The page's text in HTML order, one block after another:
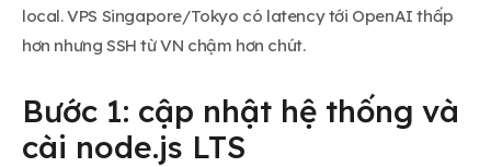
local. VPS Singapore/Tokyo có latency tới OpenAI thấp
hơn nhưng SSH từ VN chậm hơn chút.
Bước 1: cập nhật hệ thống và
cài node.js LTS